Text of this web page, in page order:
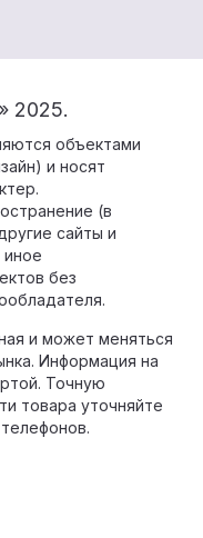
2025.
объектами
и носят
(в
сайты и
без
и может меняться
Информация на
Точную
товара уточняйте